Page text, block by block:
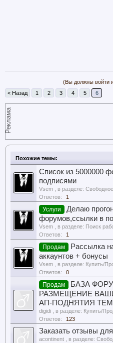
(Вы должны войти
< Назад
1 2 3 4 5 6
Реклама
Похожие темы:
Список из 5000000
подписями
Vsem , в разделе:
Ответов:
1
Услуги
Делаю
форумов,ссылки в
Vsem , в разделе: Поиск
Ответов:
1
Продам
Рассылка
аккаунтов + бонусы
Vsem , в разделе: Купить/
Ответов:
0
Продам
БАЗА
РАЗМЕЩЕНИЕ
АП-ПОДНЯТИЯ ТЕМ
digidi , в разделе: Купить/
Ответов:
123
Заказать отзывы
acontinent , в разделе: